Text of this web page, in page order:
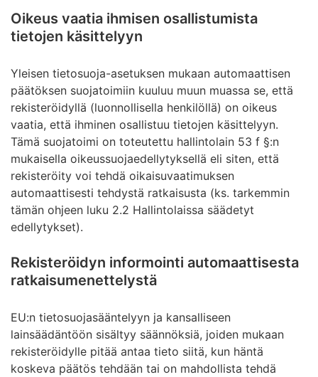
Oikeus vaatia ihmisen osallistumista
tietojen käsittelyyn
Yleisen tietosuoja-asetuksen mukaan automaattisen
päätöksen suojatoimiin kuuluu muun muassa se, että
rekisteröidyllä (luonnollisella henkilöllä) on oikeus
vaatia, että ihminen osallistuu tietojen käsittelyyn.
Tämä suojatoimi on toteutettu hallintolain 53 f §:n
mukaisella oikeussuojaedellytyksellä eli siten, että
rekisteröity voi tehdä oikaisuvaatimuksen
automaattisesti tehdystä ratkaisusta (ks. tarkemmin
tämän ohjeen luku 2.2 Hallintolaissa säädetyt
edellytykset).
Rekisteröidyn informointi automaattisesta
ratkaisumenettelystä
EU:n tietosuojasääntelyyn ja kansalliseen
lainsäädäntöön sisältyy säännöksiä, joiden mukaan
rekisteröidylle pitää antaa tieto siitä, kun häntä
koskeva päätös tehdään tai on mahdollista tehdä